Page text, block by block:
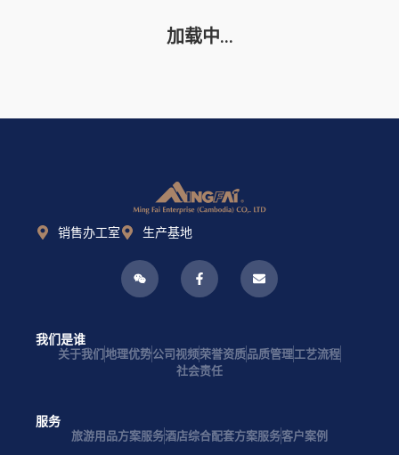
加载中...
销售办工室 生产基地
我们是谁
关于我们 地理优势公司视频荣誉资质品质管理工艺流程
社会责任
服务
旅游用品方案服务酒店综合配套方案服务客户案例